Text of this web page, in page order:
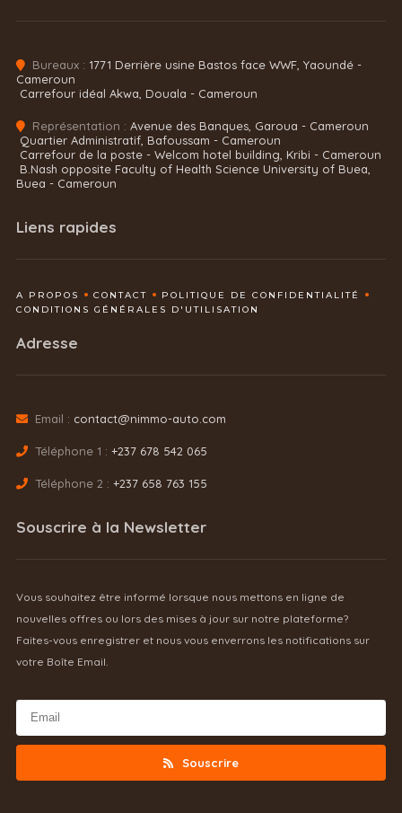
Bureaux : 1771 Derrière usine Bastos face WWF, Yaoundé -
Cameroun
Carrefour idéal Akwa, Douala - Cameroun
Représentation : Avenue des Banques, Garoua - Cameroun
Quartier Administratif, Bafoussam - Cameroun
Carrefour de la poste - Welcom hotel building, Kribi - Cameroun
B.Nash opposite Faculty of Health Science University of Buea,
Buea - Cameroun
Liens rapides
A PROPOS CONTACT
POLITIQUE DE CONFIDENTIALITÉ
CONDITIONS GÉNÉRALES D'UTILISATION
Adresse
Email : contact@nimmo-auto.com
Téléphone 1 : +237 678 542 065
Téléphone 2 : +237 658 763 155
Souscrire à la Newsletter
Vous souhaitez être informé lorsque nous mettons en ligne de
nouvelles offres ou lors des mises à jour sur notre plateforme?
Faites-vous enregistrer et nous vous enverrons les notifications sur
votre Boîte Email.
Souscrire